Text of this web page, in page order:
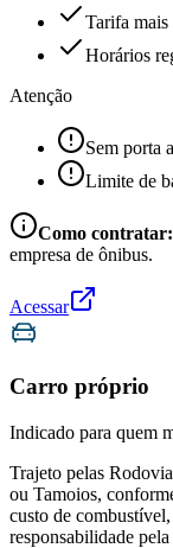
Tarifa mais
Horários
Atenção
Sem porta
Limite de
Como contratar:
empresa de ônibus.
Acessar
Carro próprio
Indicado para quem
Trajeto pelas
ou Tamoios,
custo de
responsabilidade